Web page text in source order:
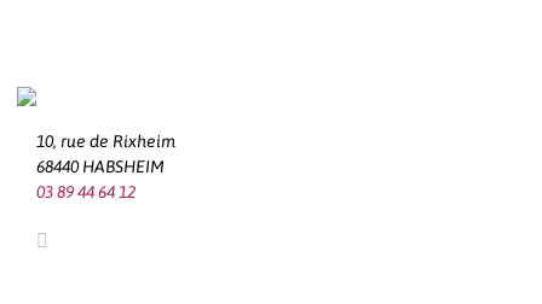
10, rue de Rixheim
68440 HABSHEIM
03 89 44 64 12